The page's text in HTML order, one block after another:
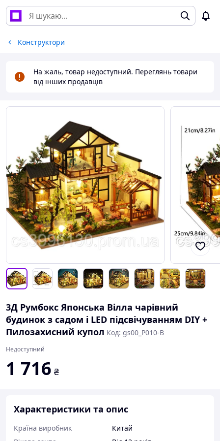
Конструктори
На жаль, товар недоступний. Переглянь товари
від інших продавців
3Д Румбокс Японська Вілла чарівний
будинок з садом і LED підсвічуванням DIY +
Пилозахисний купол Код: gs00_P010-B
Недоступний
1 716 ₴
Характеристики та опис
Країна виробник
Китай